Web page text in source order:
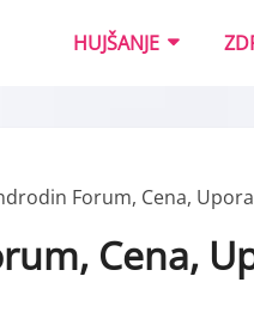
HUJŠANJE
Forum, Cena,
Cena,